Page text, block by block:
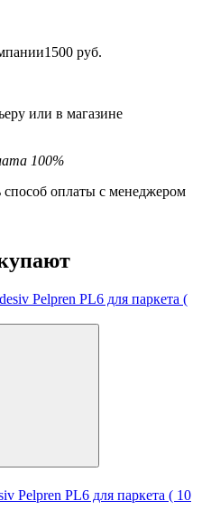
руб.
или в магазине
100%
способ оплаты с менеджером
Pelpren PL6 для паркета ( 10